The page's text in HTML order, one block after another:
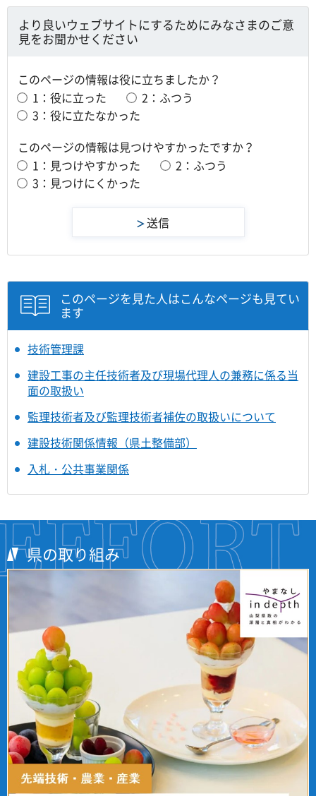
より良いウェブサイトにするためにみなさまのご意
見をお聞かせください
このページの情報は役に立ちましたか？
1：役に立った
2：ふつう
3：役に立たなかった
このページの情報は見つけやすかったですか？
1：見つけやすかった
2：ふつう
3：見つけにくかった
このページを見た人はこんなページも見てい
ます
技術管理課
建設工事の主任技術者及び現場代理人の兼務に係る当
面の取扱い
監理技術者及び監理技術者補佐の取扱いについて
建設技術関係情報（県土整備部）
入札・公共事業関係
県の取り組み